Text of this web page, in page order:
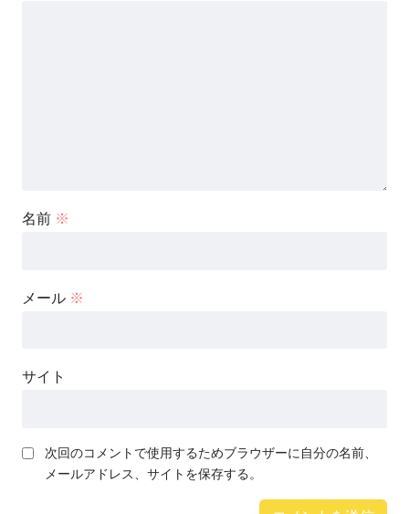
名前 ※
メール ※
サイト
次回のコメントで使用するためブラウザーに自分の名前、
メールアドレス、サイトを保存する。